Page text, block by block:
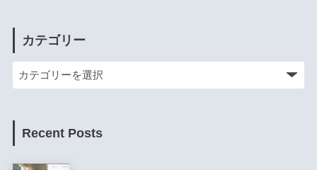
カテゴリー
Recent Posts